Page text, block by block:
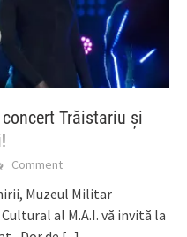
Trăistariu și
Comment
Muzeul Militar
al M.A.I. vă invită la